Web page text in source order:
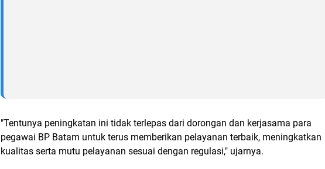
"Tentunya peningkatan ini tidak terlepas dari dorongan dan kerjasama para
pegawai BP Batam untuk terus memberikan pelayanan terbaik, meningkatkan
kualitas serta mutu pelayanan sesuai dengan regulasi," ujarnya.